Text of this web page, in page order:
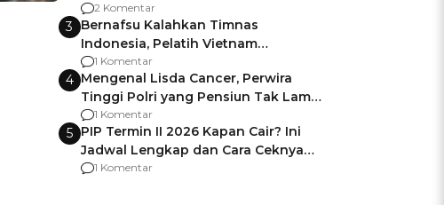
Pemalang
2 Komentar
3 Bernafsu Kalahkan Timnas
Indonesia, Pelatih Vietnam
Berencana Pakai Jimat di Pakansari
1 Komentar
4 Mengenal Lisda Cancer, Perwira
Tinggi Polri yang Pensiun Tak Lama
Usai Jadi Brigjen
1 Komentar
5 PIP Termin II 2026 Kapan Cair? Ini
Jadwal Lengkap dan Cara Ceknya
agar Dana Tidak Hangus!
1 Komentar